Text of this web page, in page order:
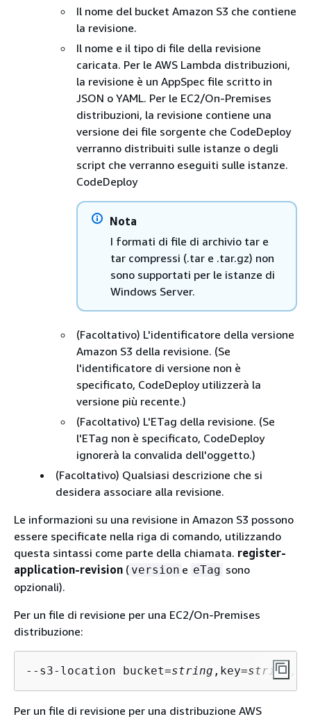
Il nome del bucket Amazon S3 che contiene
la revisione.
Il nome e il tipo di file della revisione
caricata. Per le AWS Lambda distribuzioni,
la revisione è un AppSpec file scritto in
JSON o YAML. Per le EC2/On-Premises
distribuzioni, la revisione contiene una
versione dei file sorgente che CodeDeploy
verranno distribuiti sulle istanze o degli
script che verranno eseguiti sulle istanze.
CodeDeploy
Nota
I formati di file di archivio tar e
tar compressi (.tar e .tar.gz) non
sono supportati per le istanze di
Windows Server.
(Facoltativo) L'identificatore della versione
Amazon S3 della revisione. (Se
l'identificatore di versione non è
specificato, CodeDeploy utilizzerà la
versione più recente.)
(Facoltativo) L'ETag della revisione. (Se
l'ETag non è specificato, CodeDeploy
ignorerà la convalida dell'oggetto.)
(Facoltativo) Qualsiasi descrizione che si
desidera associare alla revisione.
Le informazioni su una revisione in Amazon S3 possono
essere specificate nella riga di comando, utilizzando
questa sintassi come parte della chiamata. register-
application-revision ( version e eTag sono
opzionali).
Per un file di revisione per una EC2/On-Premises
distribuzione:
--s3-location bucket=string ,key=string
Per un file di revisione per una distribuzione AWS